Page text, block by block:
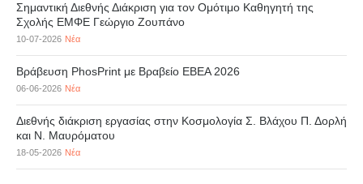
Σημαντική Διεθνής Διάκριση για τον Ομότιμο Καθηγητή της
Σχολής ΕΜΦΕ Γεώργιο Ζουπάνο
10-07-2026 Νέα
Βράβευση PhosPrint με Βραβείο ΕΒΕΑ 2026
06-06-2026 Νέα
Διεθνής διάκριση εργασίας στην Κοσμολογία Σ. Βλάχου Π. Δορλή
και Ν. Μαυρόματου
18-05-2026 Νέα